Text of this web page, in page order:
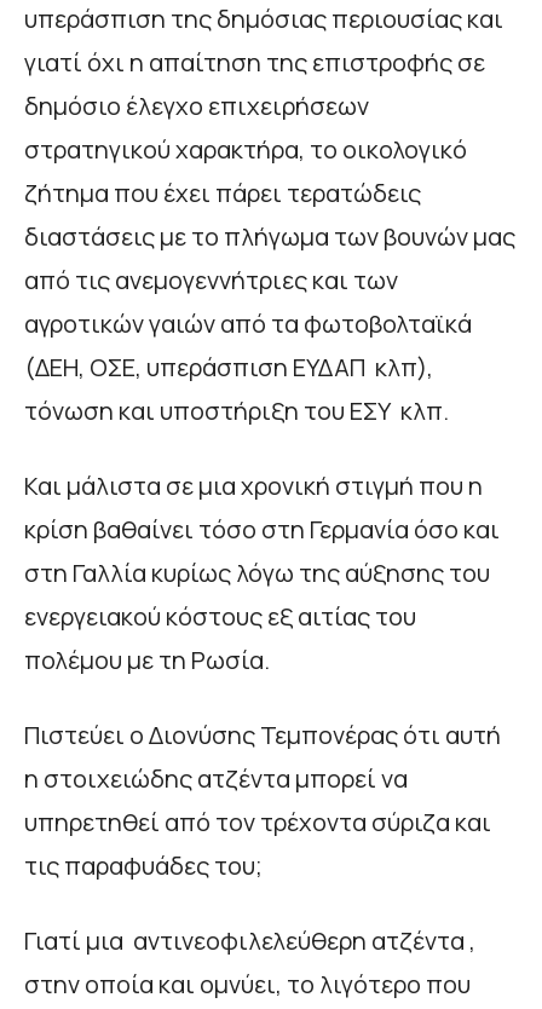
υπεράσπιση της δημόσιας περιουσίας και
γιατί όχι η απαίτηση της επιστροφής σε
δημόσιο έλεγχο επιχειρήσεων
στρατηγικού χαρακτήρα, το οικολογικό
ζήτημα που έχει πάρει τερατώδεις
διαστάσεις με το πλήγωμα των βουνών μας
από τις ανεμογεννήτριες και των
αγροτικών γαιών από τα φωτοβολταϊκά
(ΔΕΗ, ΟΣΕ, υπεράσπιση ΕΥΔΑΠ κλπ),
τόνωση και υποστήριξη του ΕΣΥ κλπ.
Και μάλιστα σε μια χρονική στιγμή που η
κρίση βαθαίνει τόσο στη Γερμανία όσο και
στη Γαλλία κυρίως λόγω της αύξησης του
ενεργειακού κόστους εξ αιτίας του
πολέμου με τη Ρωσία.
Πιστεύει ο Διονύσης Τεμπονέρας ότι αυτή
η στοιχειώδης ατζέντα μπορεί να
υπηρετηθεί από τον τρέχοντα σύριζα και
τις παραφυάδες του;
Γιατί μια αντινεοφιλελεύθερη ατζέντα ,
στην οποία και ομνύει, το λιγότερο που